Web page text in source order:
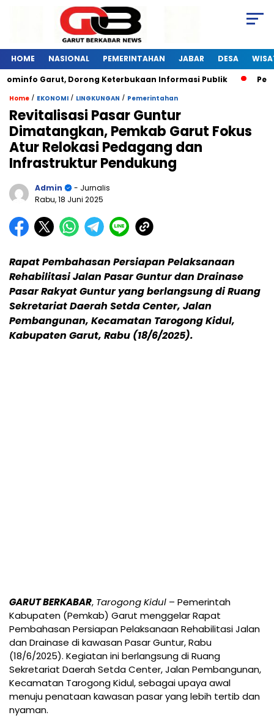
HOME NASIONAL PEMERINTAHAN JABAR DESA
Garut, Dorong Keterbukaan Informasi Publik
Home / EKONOMI / LINGKUNGAN / Pemerintahan
Revitalisasi Pasar Guntur
Dimatangkan, Pemkab Garut Fokus
Atur Relokasi Pedagang dan
Infrastruktur Pendukung
Admin
- Jurnalis
Rabu, 18 Juni 2025
Rapat Pembahasan Persiapan Pelaksanaan
Rehabilitasi Jalan Pasar Guntur dan Drainase
Pasar Rakyat Guntur yang berlangsung di Ruang
Sekretariat Daerah Setda Center, Jalan
Pembangunan, Kecamatan Tarogong Kidul,
Kabupaten Garut, Rabu (18/6/2025).
GARUT BERKABAR, Tarogong Kidul – Pemerintah
Kabupaten (Pemkab) Garut menggelar Rapat
Pembahasan Persiapan Pelaksanaan Rehabilitasi Jalan
dan Drainase di kawasan Pasar Guntur, Rabu
(18/6/2025). Kegiatan ini berlangsung di Ruang
Sekretariat Daerah Setda Center, Jalan Pembangunan,
Kecamatan Tarogong Kidul, sebagai upaya awal
menuju penataan kawasan pasar yang lebih tertib dan
nyaman.